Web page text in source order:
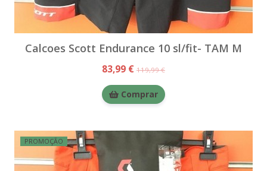
Calcoes Scott Endurance 10 sl/fit- TAM M
83,99 € 119,99 €
Comprar
PROMOÇÃO